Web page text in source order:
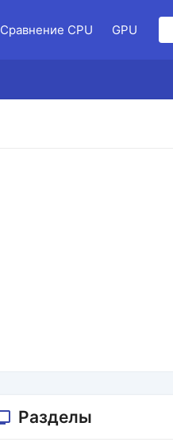
Сравнение CPU GPU
Разделы